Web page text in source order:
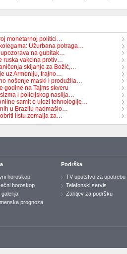
monetarnoj politici…
Užurbana potraga…
na gubitak…
ruska vakcina protiv…
skijanje za Božić,…
uz Armeniju, trajno…
nošenje maski i produžila…
godine na Tajms skveru
i policijskog nasilja…
samit o ulozi tehnologije…
u Brazilu nadmašio…
listu zemalja za…
horoskop
horoskop
galerija
prognoza
Podrška
TV uputstvo za upotrebu
Telefonski servis
Zahtjev za podršku